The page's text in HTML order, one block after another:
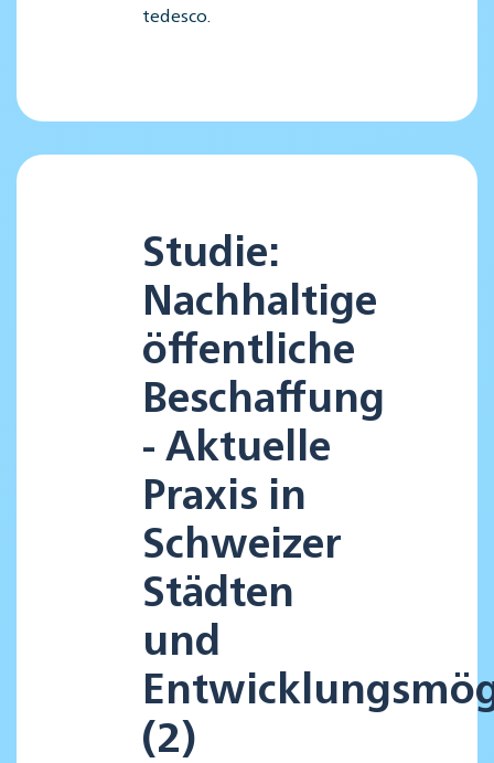
tedesco.
Studie:
Nachhaltige
öffentliche
Beschaffung
- Aktuelle
Praxis in
Schweizer
Städten
und
(2)